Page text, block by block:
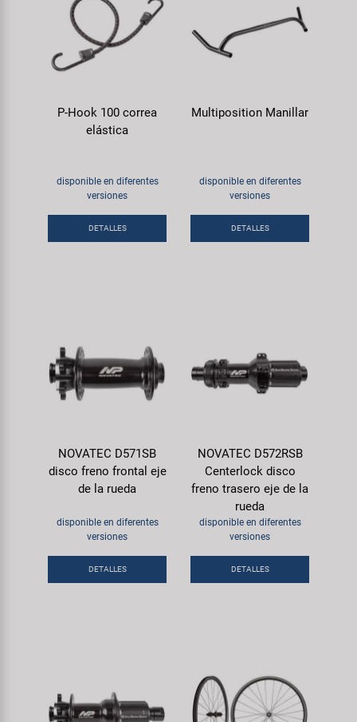
P-Hook 100 correa
elástica
disponible en diferentes
versiones
DETALLES
Multiposition Manillar
disponible en diferentes
versiones
DETALLES
NOVATEC D571SB
disco freno frontal eje
de la rueda
disponible en diferentes
versiones
DETALLES
NOVATEC D572RSB
Centerlock disco
freno trasero eje de la
rueda
disponible en diferentes
versiones
DETALLES